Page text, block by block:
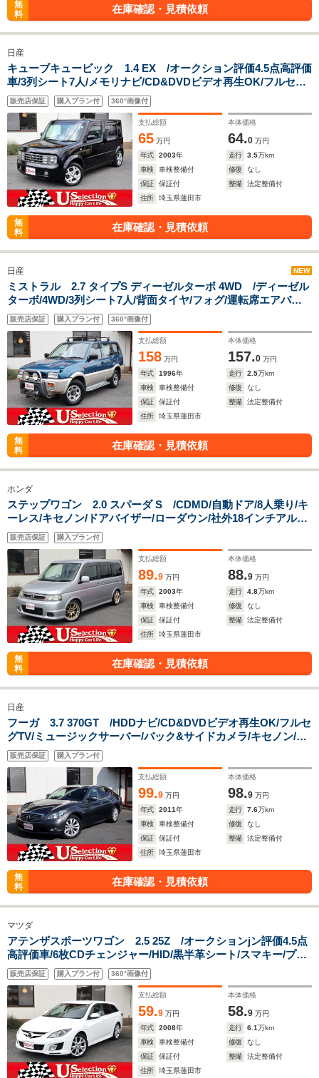
無
料
在庫確認・見積依頼
日産
キューブキュービック 1.4 EX /オークション評価4.5点高評価
車/3列シート7人/メモリナビ/CD&DVDビデオ再生OK/フルセグ
TV/Mサーバー/Bluetooth/ETC/キセノン/スマートキー/スポーツ
モード付CVT/ステアシフト/アルミ/ドアバイザー/
販売店保証 購入プラン付 360°画像付
支払総額
65 万円
本体価格
64.0 万円
年式
2003年 走行 3.5万km
車検
車検整備付 修復
なし
保証
保証付 整備
法定整備付
住所
埼玉県蓮田市
無
料
在庫確認・見積依頼
日産 NEW
ミストラル 2.7 タイプS ディーゼルターボ 4WD /ディーゼル
ターボ/4WD/3列シート7人/背面タイヤ/フォグ/運転席エアバッ
ク
販売店保証 購入プラン付 360°画像付
支払総額
158 万円
本体価格
157.0 万円
年式
1996年 走行 2.5万km
車検
車検整備付 修復
なし
保証
保証付 整備
法定整備付
住所
埼玉県蓮田市
無
料
在庫確認・見積依頼
ホンダ
ステップワゴン 2.0 スパーダ S /CDMD/自動ドア/8人乗り/キ
ーレス/キセノン/ドアバイザー/ローダウン/社外18インチアルミ/
社外マフラー/リアスポ/後期型
販売店保証 購入プラン付
支払総額
89.9 万円
本体価格
88.9 万円
年式
2003年 走行 4.8万km
車検
車検整備付 修復
なし
保証
保証付 整備
法定整備付
住所
埼玉県蓮田市
無
料
在庫確認・見積依頼
日産
フーガ 3.7 370GT /HDDナビ/CD&DVDビデオ再生OK/フルセ
グTV/ミュージックサーバー/バック&サイドカメラ/キセノン/ス
マートキー/黒革シート/シートエアコン/パワーシート/追従クル
コン/ビルトインETC/助手席オットマン
販売店保証 購入プラン付
支払総額
99.9 万円
本体価格
98.9 万円
年式
2011年 走行 7.6万km
車検
車検整備付 修復
なし
保証
保証付 整備
法定整備付
住所
埼玉県蓮田市
無
料
在庫確認・見積依頼
マツダ
アテンザスポーツワゴン 2.5 25Z /オークションjン評価4.5点
高評価車/6枚CDチェンジャー/HID/黒半革シート/スマキー/プッ
シュスタート/フロント&サイドエアロ/Rスポ/パワーシート/18
アルミ/BOSEサウンド/スポーツモード付AT/パドルシフト
販売店保証 購入プラン付 360°画像付
支払総額
59.9 万円
本体価格
58.9 万円
年式
2008年 走行 6.1万km
車検
車検整備付 修復
なし
保証
保証付 整備
法定整備付
住所
埼玉県蓮田市